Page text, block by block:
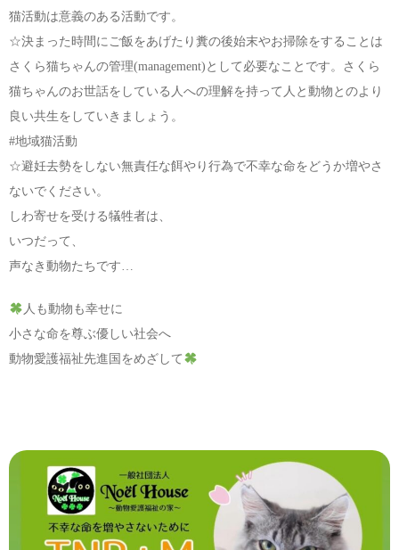
猫活動は意義のある活動です。
☆決まった時間にご飯をあげたり糞の後始末やお掃除をすることは
さくら猫ちゃんの管理(management)として必要なことです。さくら
猫ちゃんのお世話をしている人への理解を持って人と動物とのより
良い共生をしていきましょう。
#地域猫活動
☆避妊去勢をしない無責任な餌やり行為で不幸な命をどうか増やさ
ないでください。
しわ寄せを受ける犠牲者は、
いつだって、
声なき動物たちです…
人も動物も幸せに
小さな命を尊ぶ優しい社会へ
動物愛護福祉先進国をめざして